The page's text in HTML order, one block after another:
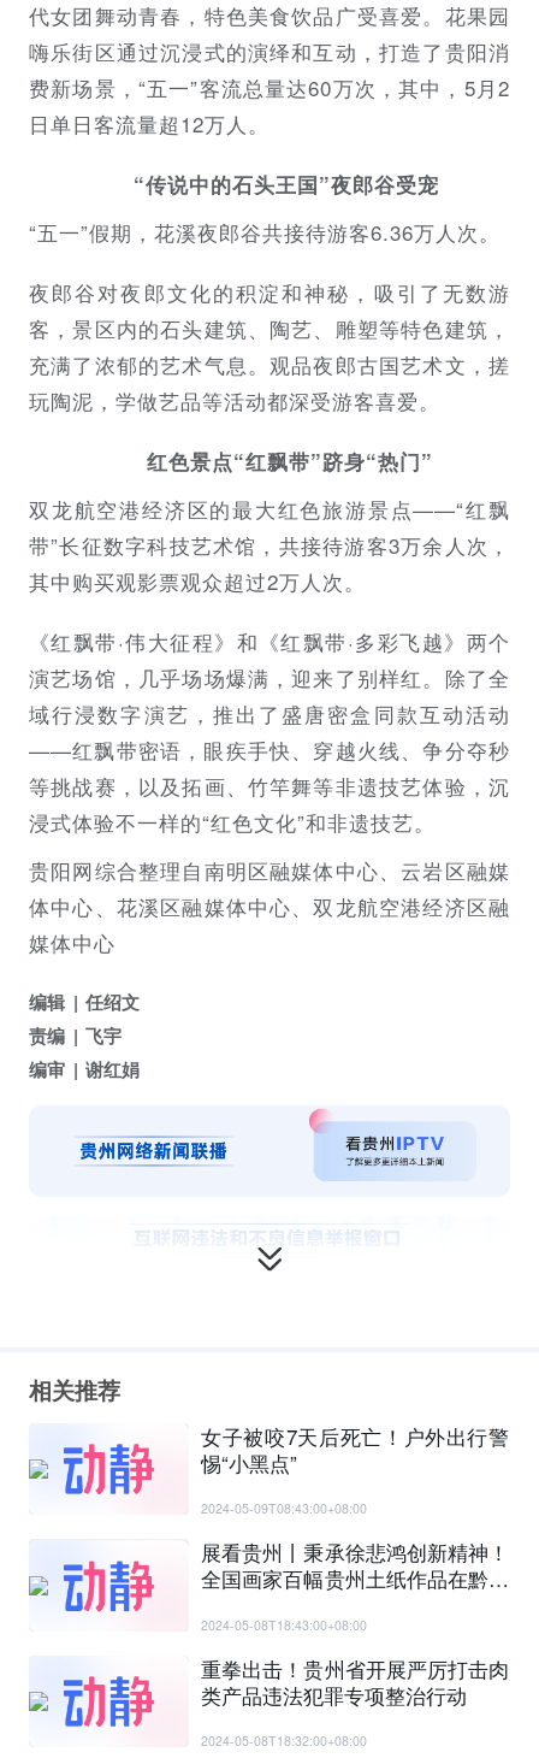
代女团舞动青春，特色美食饮品广受喜爱。花果园
嗨乐街区通过沉浸式的演绎和互动，打造了贵阳消
费新场景，“五一”客流总量达60万次，其中，5月2
日单日客流量超12万人。
“传说中的石头王国”夜郎谷受宠
“五一”假期，花溪夜郎谷共接待游客6.36万人次。
夜郎谷对夜郎文化的积淀和神秘，吸引了无数游
客，景区内的石头建筑、陶艺、雕塑等特色建筑，
充满了浓郁的艺术气息。观品夜郎古国艺术文，搓
玩陶泥，学做艺品等活动都深受游客喜爱。
红色景点“红飘带”跻身“热门”
双龙航空港经济区的最大红色旅游景点——“红飘
带”长征数字科技艺术馆，共接待游客3万余人次，
其中购买观影票观众超过2万人次。
《红飘带·伟大征程》和《红飘带·多彩飞越》两个
演艺场馆，几乎场场爆满，迎来了别样红。除了全
域行浸数字演艺，推出了盛唐密盒同款互动活动
——红飘带密语，眼疾手快、穿越火线、争分夺秒
等挑战赛，以及拓画、竹竿舞等非遗技艺体验，沉
浸式体验不一样的“红色文化”和非遗技艺。
贵阳网综合整理自南明区融媒体中心、云岩区融媒
体中心、花溪区融媒体中心、双龙航空港经济区融
媒体中心
编辑
任绍文
责编
飞宇
编审
谢红娟
相关推荐
女子被咬7天后死亡！户外出行警
惕“小黑点”
2024-05-09T08:43:00+08:00
展看贵州丨秉承徐悲鸿创新精神！
全国画家百幅贵州土纸作品在黔展
2024-05-08T18:43:00+08:00
重拳出击！贵州省开展严厉打击肉
类产品违法犯罪专项整治行动
2024-05-08T18:32:00+08:00